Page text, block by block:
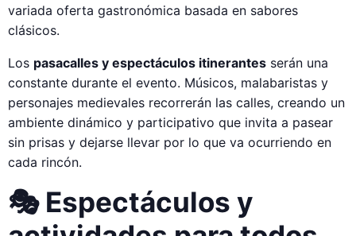
variada oferta gastronómica basada en sabores
clásicos.
Los pasacalles y espectáculos itinerantes serán una
constante durante el evento. Músicos, malabaristas y
personajes medievales recorrerán las calles, creando un
ambiente dinámico y participativo que invita a pasear
sin prisas y dejarse llevar por lo que va ocurriendo en
cada rincón.
🎭 Espectáculos y